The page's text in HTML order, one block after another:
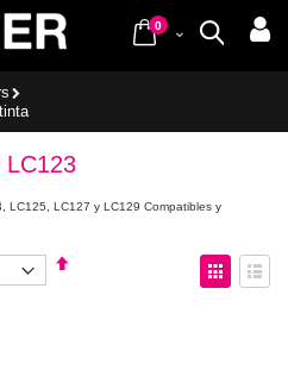
Buscar
Cart
0items
LC123
LC125, LC127 y LC129 Compatibles y
Fijar
Ver
como